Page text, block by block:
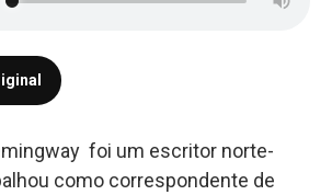
foi um escritor norte-
como correspondente de